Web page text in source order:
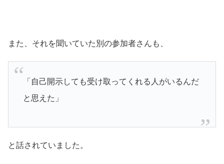
また、それを聞いていた別の参加者さんも、
「自己開示しても受け取ってくれる人がいるんだ
と思えた」
と話されていました。